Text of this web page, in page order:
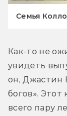
Семья
Как-то не
увидеть
он, Джастин
богов».
всего пару